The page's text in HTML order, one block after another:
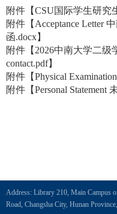
附件【CSU国际学生研究
附件【 Acceptance Letter
函.docx】
附件【 2026中南大学二级
contact.pdf】
附件【Physical
附件【Personal Statement
Address: Library 210, Main Campus
Road, Changsha City, Hunan